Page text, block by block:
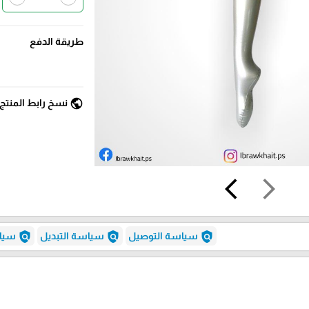
arrow_forward_ios
arrow_back_ios
طريقة الدفع
public نسخ رابط
policy سياسة التوصيل policy سياسة التبديل policy